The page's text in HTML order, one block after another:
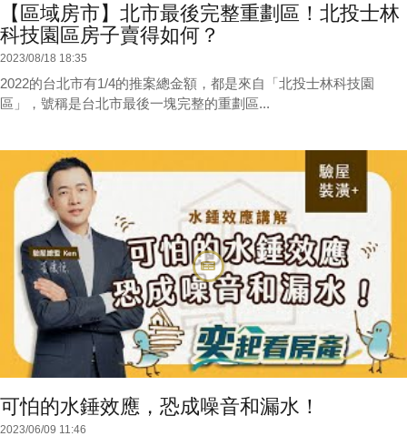
【區域房市】北市最後完整重劃區！北投士林
科技園區房子賣得如何？
2023/08/18 18:35
2022的台北市有1/4的推案總金額，都是來自「北投士林科技園
區」，號稱是台北市最後一塊完整的重劃區...
可怕的水錘效應，恐成噪音和漏水！
2023/06/09 11:46